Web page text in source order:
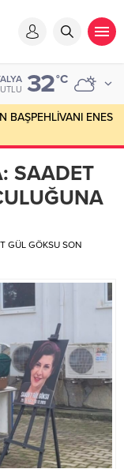
32°C
BAŞPEHLİVANI ENES
SAADET
GÜL GÖKSU SON